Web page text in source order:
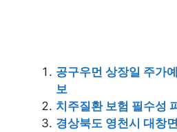
공구우먼 상장일 주가
보
치주질환 보험 필수성
경상북도 영천시 대창